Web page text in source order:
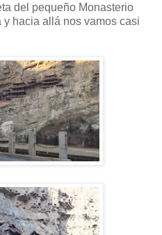
del pequeño Monasterio
hacia allá nos vamos casi